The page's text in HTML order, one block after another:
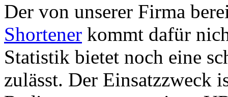
Der von unserer Firma
Shortener kommt dafür
Statistik bietet noch eine
zulässt. Der Einsatzzweck